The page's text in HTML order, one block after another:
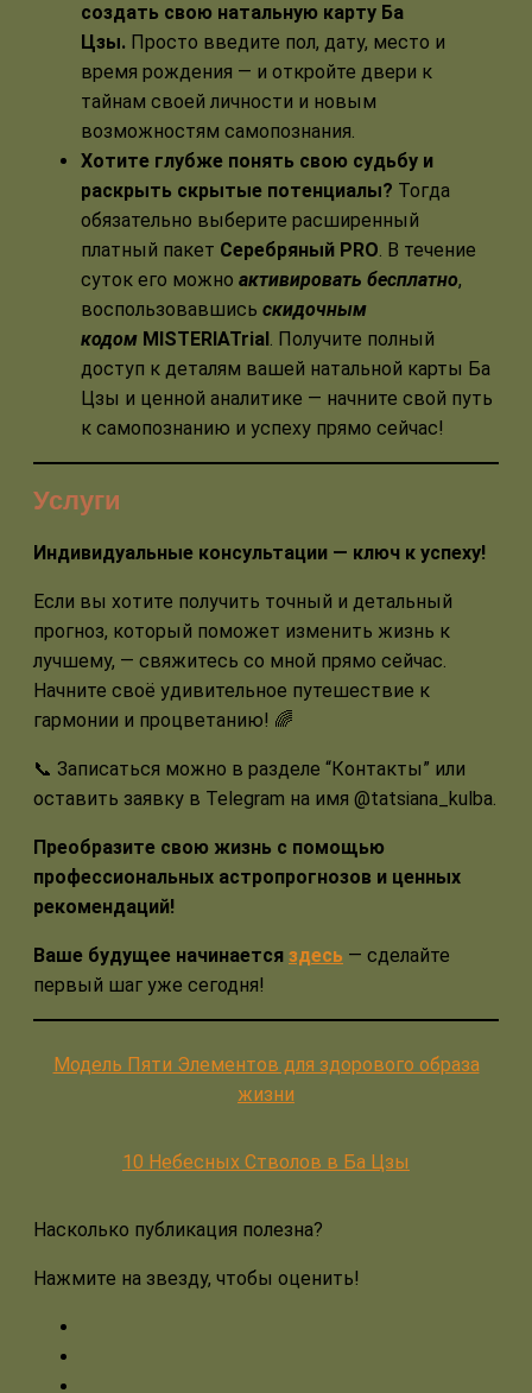
создать свою натальную карту Ба
Цзы. Просто введите пол, дату, место и
время рождения — и откройте двери к
тайнам своей личности и новым
возможностям самопознания.
Хотите глубже понять свою судьбу и
раскрыть скрытые потенциалы? Тогда
обязательно выберите расширенный
платный пакет Серебряный PRO. В течение
суток его можно активировать бесплатно,
воспользовавшись скидочным
кодом MISTERIATrial. Получите полный
доступ к деталям вашей натальной карты Ба
Цзы и ценной аналитике — начните свой путь
к самопознанию и успеху прямо сейчас!
Услуги
Индивидуальные консультации — ключ к успеху!
Если вы хотите получить точный и детальный
прогноз, который поможет изменить жизнь к
лучшему, — свяжитесь со мной прямо сейчас.
Начните своё удивительное путешествие к
гармонии и процветанию! 🌈
📞 Записаться можно в разделе “Контакты” или
оставить заявку в Telegram на имя @tatsiana_kulba.
Преобразите свою жизнь с помощью
профессиональных астропрогнозов и ценных
рекомендаций!
Ваше будущее начинается здесь — сделайте
первый шаг уже сегодня!
Модель Пяти Элементов для здорового образа
жизни
10 Небесных Стволов в Ба Цзы
Насколько публикация полезна?
Нажмите на звезду, чтобы оценить!